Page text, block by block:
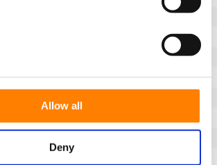
Allow all
Deny
Vulkollan®
-40 / +85°C